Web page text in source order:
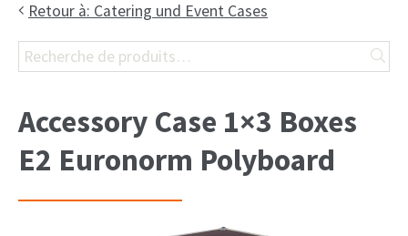
Accueil
Configurateur
Malles
Retour à: Catering und Event Cases
Recherche
pour :
Accessory Case 1×3 Boxes
E2 Euronorm Polyboard